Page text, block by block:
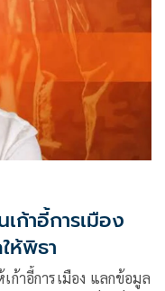
ก้าอี้การเมือง
ห้พิธา
ก้าอี้การเมือง แลกข้อมูล